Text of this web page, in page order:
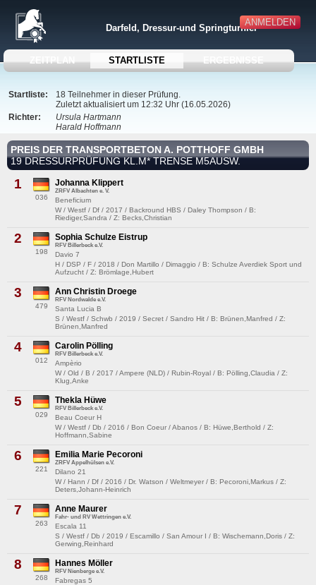
ANMELDEN
Darfeld, Dressur-und Springturnier
ZEITPLAN STARTLISTE ERGEBNISSE
Startliste:
18 Teilnehmer in dieser Prüfung.
Zuletzt aktualisiert um 12:32 Uhr (16.05.2026)
Richter:
Ursula Hartmann
Harald Hoffmann
PREIS DER TRANSPORTBETON A. POTTHOFF GMBH
19 DRESSURPRÜFUNG KL.M* TRENSE M5AUSW.
1
036
Johanna Klippert
ZRFV Albachten e. V.
Beneficium
W / Westf / Df / 2017 / Backround HBS / Daley Thompson / B:
Riediger,Sandra / Z: Becks,Christian
2
198
Sophia Schulze Eistrup
RFV Billerbeck e.V.
Davio 7
H / DSP / F / 2018 / Don Martillo / Dimaggio / B: Schulze Averdiek Sport und
Aufzucht / Z: Brömlage,Hubert
3
479
Ann Christin Droege
RFV Nordwalde e.V.
Santa Lucia B
S / Westf / Schwb / 2019 / Secret / Sandro Hit / B: Brünen,Manfred / Z:
Brünen,Manfred
4
012
Carolin Pölling
RFV Billerbeck e.V.
Ampèrio
W / Old / B / 2017 / Ampere (NLD) / Rubin-Royal / B: Pölling,Claudia / Z:
Klug,Anke
5
029
Thekla Hüwe
RFV Billerbeck e.V.
Beau Coeur H
W / Westf / Db / 2016 / Bon Coeur / Abanos / B: Hüwe,Berthold / Z:
Hoffmann,Sabine
6
221
Emilia Marie Pecoroni
ZRFV Appelhülsen e.V.
Dilano 21
W / Hann / Df / 2016 / Dr. Watson / Weltmeyer / B: Pecoroni,Markus / Z:
Deters,Johann-Heinrich
7
263
Anne Maurer
Fahr- und RV Wettringen e.V.
Escala 11
S / Westf / Db / 2019 / Escamillo / San Amour I / B: Wischemann,Doris / Z:
Gerwing,Reinhard
8
268
Hannes Möller
RFV Nienberge e.V.
Fabregas 5